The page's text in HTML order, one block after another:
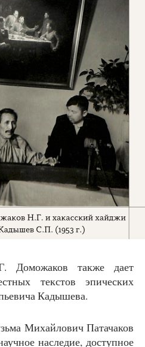
Доможаков также дает
текстов эпических
Кадышева.
Михайлович Патачаков
наследие, доступное